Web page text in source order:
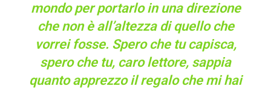
mondo per portarlo in una direzione
che non è all’altezza di quello che
vorrei fosse. Spero che tu capisca,
spero che tu, caro lettore, sappia
quanto apprezzo il regalo che mi hai